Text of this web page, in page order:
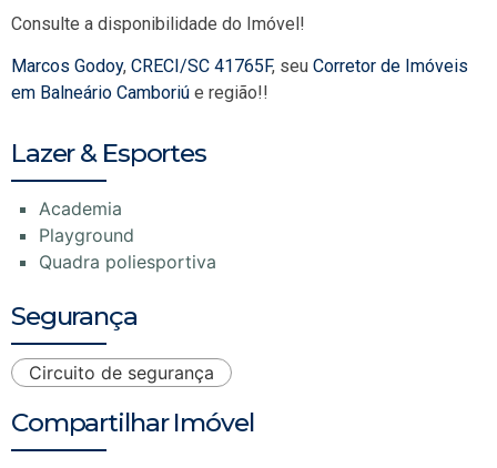
Consulte a disponibilidade do Imóvel!
Marcos Godoy, CRECI/SC 41765F, seu Corretor de Imóveis
em Balneário Camboriú e região!!
Lazer & Esportes
Academia
Playground
Quadra poliesportiva
Segurança
Circuito de segurança
Compartilhar Imóvel